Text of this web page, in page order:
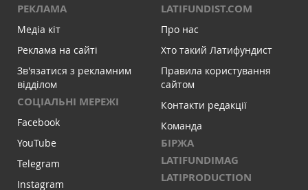
РЕКЛАМА
Медіа кіт
Реклама на сайті
Зв'язатися з рекламним
відділом
СОЦІАЛЬНІ МЕРЕЖІ
Facebook
YouTube
Telegram
Instagram
LATIFUNDIST.COM
Про нас
Хто такий Латифундист
Правила користування
сайтом
Контакти редакції
Команда
БІРЖА
LATIFUNDIMAG
LATIPRODUCTION